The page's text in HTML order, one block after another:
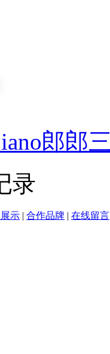
郎郎
录
示 | 合作品牌 | 在线留言